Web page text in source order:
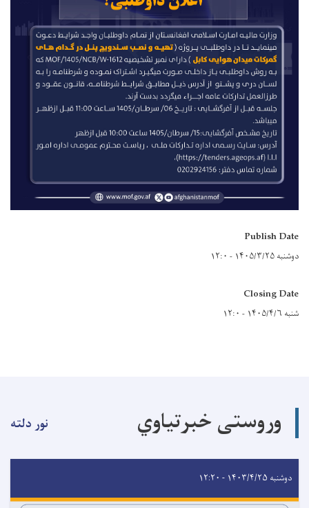
Publish Date
دوشنبه ۱۴۰۵/۳/۲۵ - ۱۲:۰
Closing Date
شنبه ۱۴۰۵/۴/۶ - ۱۲:۰
وروستی خبرتیاوي نور دلته
دوشنبه ۱۴۰۳/۴/۲۵ - ۱۲:۲۰